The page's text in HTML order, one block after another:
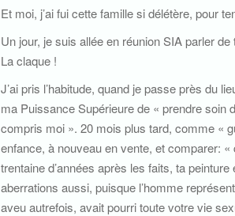
Et moi, j’ai fui cette famille si délétère, pour
Un jour, je suis allée en réunion SIA parler
La claque !
J’ai pris l’habitude, quand je passe près du
ma Puissance Supérieure de « prendre
compris moi ». 20 mois plus tard, comme «
enfance, à nouveau en vente, et comparer:
trentaine d’années après les faits, ta
aberrations aussi, puisque l’homme
aveu autrefois, avait pourri toute votre vie